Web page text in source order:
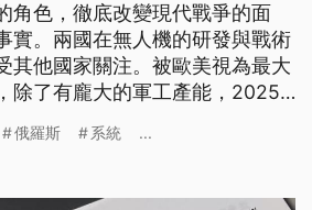
角色，徹底改變現代戰爭的面
實。兩國在無人機的研發與戰術
其他國家關注。被歐美視為最大
除了有龐大的軍工產能，2025
輕人加入。
俄羅斯 系統 ...